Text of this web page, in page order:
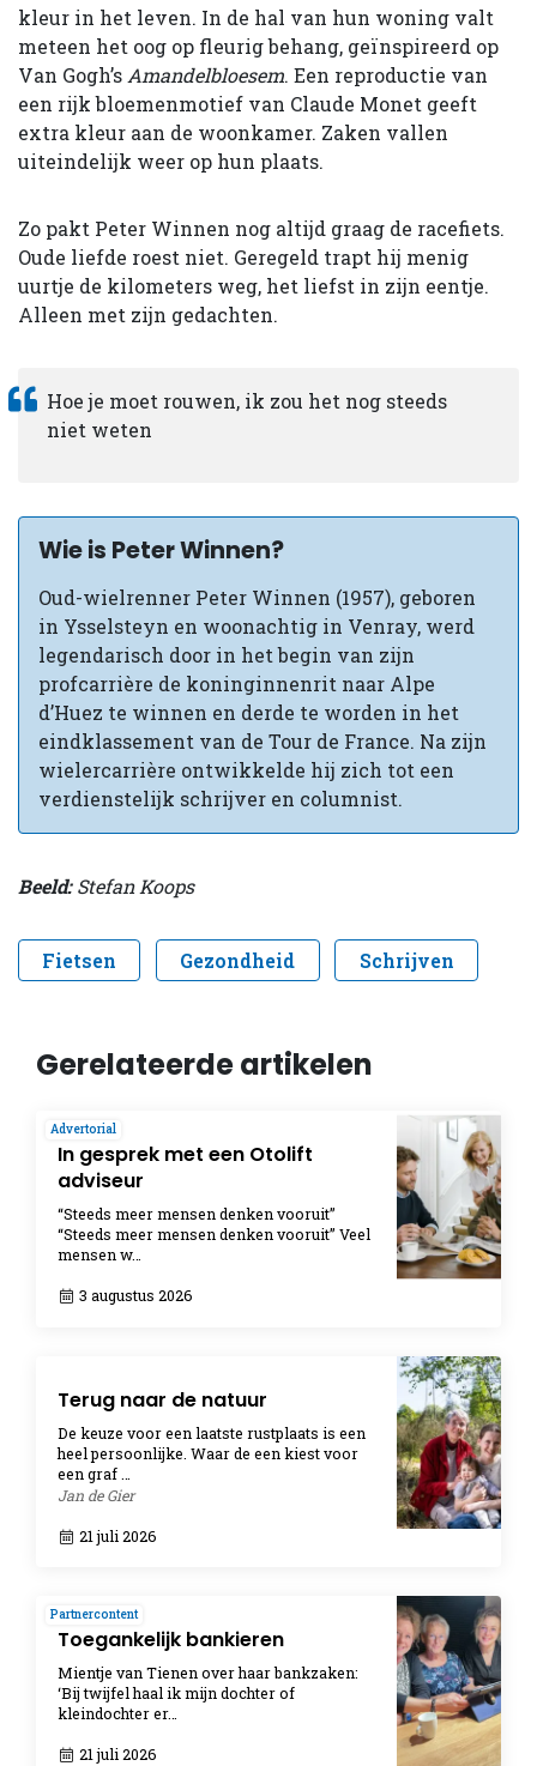
kleur in het leven. In de hal van hun woning valt
meteen het oog op fleurig behang, geïnspireerd op
Van Gogh’s Amandelbloesem. Een reproductie van
een rijk bloemenmotief van Claude Monet geeft
extra kleur aan de woonkamer. Zaken vallen
uiteindelijk weer op hun plaats.
Zo pakt Peter Winnen nog altijd graag de racefiets.
Oude liefde roest niet. Geregeld trapt hij menig
uurtje de kilometers weg, het liefst in zijn eentje.
Alleen met zijn gedachten.
Hoe je moet rouwen, ik zou het nog steeds
niet weten
Wie is Peter Winnen?
Oud-wielrenner Peter Winnen (1957), geboren
in Ysselsteyn en woonachtig in Venray, werd
legendarisch door in het begin van zijn
profcarrière de koninginnenrit naar Alpe
d’Huez te winnen en derde te worden in het
eindklassement van de Tour de France. Na zijn
wielercarrière ontwikkelde hij zich tot een
verdienstelijk schrijver en columnist.
Beeld:Stefan Koops
Fietsen Gezondheid Schrijven
Gerelateerde artikelen
In gesprek met een Otolift
adviseur
“Steeds meer mensen denken vooruit”
“Steeds meer mensen denken vooruit” Veel
mensen w…
3 augustus 2026
Advertorial
Terug naar de natuur
De keuze voor een laatste rustplaats is een
heel persoonlijke. Waar de een kiest voor
een graf …
Jan de Gier
21 juli 2026
Toegankelijk bankieren
Mientje van Tienen over haar bankzaken:
‘Bij twijfel haal ik mijn dochter of
kleindochter er…
21 juli 2026
Partnercontent